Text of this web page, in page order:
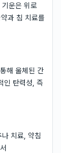
운은 위로
과 침 치료를
해 울체된 간
인 탄력성, 즉
치료, 약침